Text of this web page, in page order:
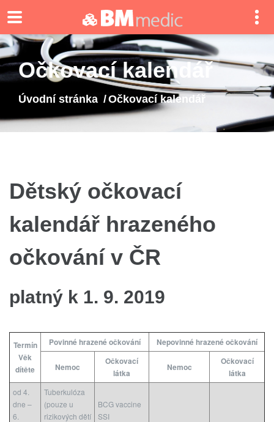
Očkovací kalendář
Úvodní stránka Očkovací kalendář
Dětský očkovací
kalendář hrazeného
očkování v ČR
platný k 1. 9. 2019
Termín
Věk
dítěte
Povinné hrazené očkování Nepovinné hrazené očkování
Nemoc
Očkovací
látka
Nemoc
Očkovací
látka
od 4.
dne –
6.
Tuberkulóza
(pouze u
rizikových dětí
BCG vaccine
SSI